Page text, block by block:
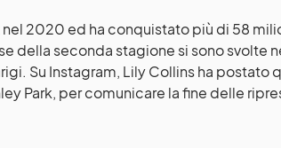
2020 ed ha conquistato più di 58
della seconda stagione si sono svolte
Su Instagram, Lily Collins ha postato
Park, per comunicare la fine delle